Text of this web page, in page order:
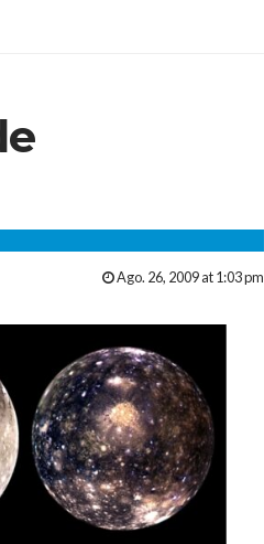
Ago. 26, 2009 at 1:03 pm